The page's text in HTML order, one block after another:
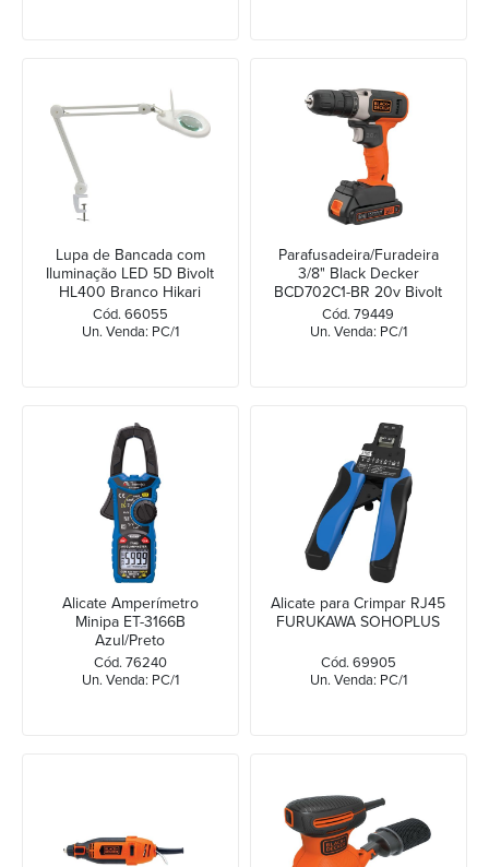
Lupa de Bancada com
Iluminação LED 5D Bivolt
HL400 Branco Hikari
Cód. 66055
Un. Venda: PC/1
Parafusadeira/Furadeira
3/8" Black Decker
BCD702C1-BR 20v Bivolt
Cód. 79449
Un. Venda: PC/1
Alicate Amperímetro
Minipa ET-3166B
Azul/Preto
Cód. 76240
Un. Venda: PC/1
Alicate para Crimpar RJ45
FURUKAWA SOHOPLUS
Cód. 69905
Un. Venda: PC/1